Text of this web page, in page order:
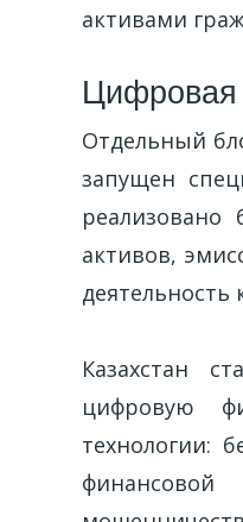
активами
Цифровая
Отдельный
запущен
активов,
Казахстан
цифровую
технологии: